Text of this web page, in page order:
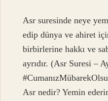
Asr suresinde neye
edip dünya ve ahiret
birbirlerine hakkı ve
ayrıdır. (Asr Suresi –
Asr nedir? Yemin